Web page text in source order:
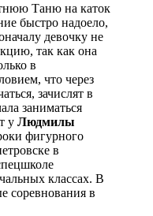
Таню на каток
быстро надоело,
девочку не
так как она
в
что через
зачислят в
заниматься
у Людмилы
фигурного
в
классах. В
соревнования в